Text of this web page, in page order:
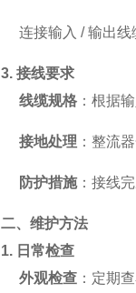
连接输入 / 输出
3. 接线要求
线缆规格 ：根据
接地处理 ：整流
防护措施：接线
二、维护方法
1. 日常检查
外观检查 ：定期